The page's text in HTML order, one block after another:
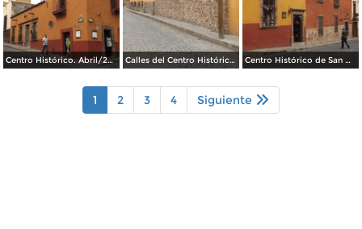
Centro Histórico. Abril/2014 Calles del Centro Histórico. Abril/2014 Centro Histórico de San Miguel de Allende. Abril/2014
1 2 3 4 Siguiente